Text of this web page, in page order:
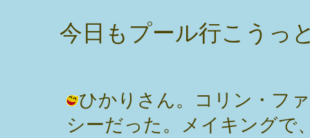
今日もプール行こうっ
ひかりさん。コリン・フ
シーだった。メイキングで